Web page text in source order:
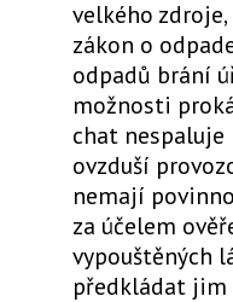
velkého
zákon o
odpadů brání
možnosti
chat nespaluje
ovzduší
nemají
za účelem
vypouštěných
předkládat jim